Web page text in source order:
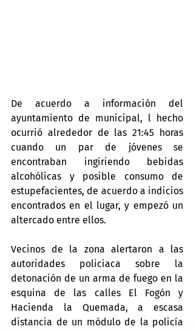
De acuerdo a información del
ayuntamiento de municipal, l hecho
ocurrió alrededor de las 21:45 horas
cuando un par de jóvenes se
encontraban ingiriendo bebidas
alcohólicas y posible consumo de
estupefacientes, de acuerdo a indicios
encontrados en el lugar, y empezó un
altercado entre ellos.
Vecinos de la zona alertaron a las
autoridades policiaca sobre la
detonación de un arma de fuego en la
esquina de las calles El Fogón y
Hacienda la Quemada, a escasa
distancia de un módulo de la policía